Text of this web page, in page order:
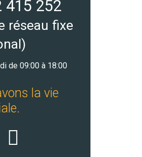
415 252
réseau fixe
de 09:00 à 18:00
la vie